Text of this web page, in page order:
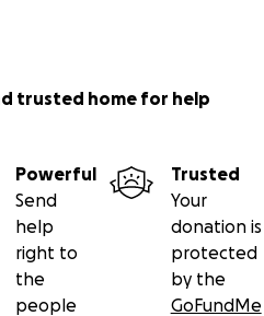
trusted home for help
Powerful
Send
help
right to
the
people
Trusted
Your
donation is
protected
by the
GoFundMe